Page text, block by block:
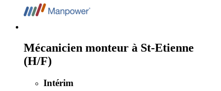
Mécanicien monteur à St-Etienne
(H/F)
Intérim